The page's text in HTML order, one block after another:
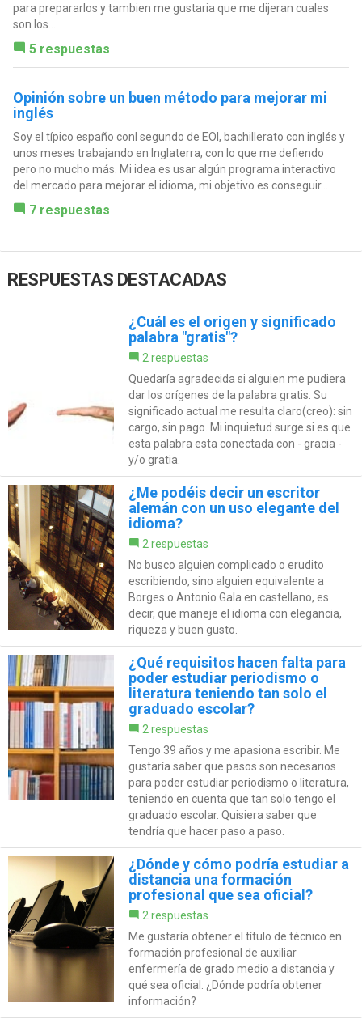
para prepararlos y tambien me gustaria que me dijeran cuales
son los...
5 respuestas
Opinión sobre un buen método para mejorar mi
inglés
Soy el típico españo conl segundo de EOI, bachillerato con inglés y
unos meses trabajando en Inglaterra, con lo que me defiendo
pero no mucho más. Mi idea es usar algún programa interactivo
del mercado para mejorar el idioma, mi objetivo es conseguir...
7 respuestas
RESPUESTAS DESTACADAS
¿Cuál es el origen y significado
palabra "gratis"?
2 respuestas
Quedaría agradecida si alguien me pudiera
dar los orígenes de la palabra gratis. Su
significado actual me resulta claro(creo): sin
cargo, sin pago. Mi inquietud surge si es que
esta palabra esta conectada con - gracia -
y/o gratia.
¿Me podéis decir un escritor
alemán con un uso elegante del
idioma?
2 respuestas
No busco alguien complicado o erudito
escribiendo, sino alguien equivalente a
Borges o Antonio Gala en castellano, es
decir, que maneje el idioma con elegancia,
riqueza y buen gusto.
¿Qué requisitos hacen falta para
poder estudiar periodismo o
literatura teniendo tan solo el
graduado escolar?
2 respuestas
Tengo 39 años y me apasiona escribir. Me
gustaría saber que pasos son necesarios
para poder estudiar periodismo o literatura,
teniendo en cuenta que tan solo tengo el
graduado escolar. Quisiera saber que
tendría que hacer paso a paso.
¿Dónde y cómo podría estudiar a
distancia una formación
profesional que sea oficial?
2 respuestas
Me gustaría obtener el título de técnico en
formación profesional de auxiliar
enfermería de grado medio a distancia y
qué sea oficial. ¿Dónde podría obtener
información?